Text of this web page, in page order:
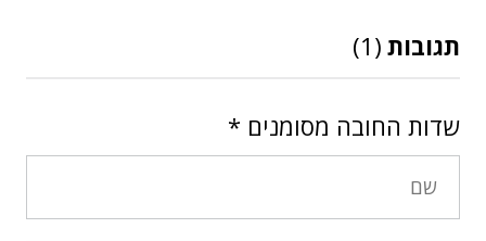
תגובות (1)
שדות החובה מסומנים *